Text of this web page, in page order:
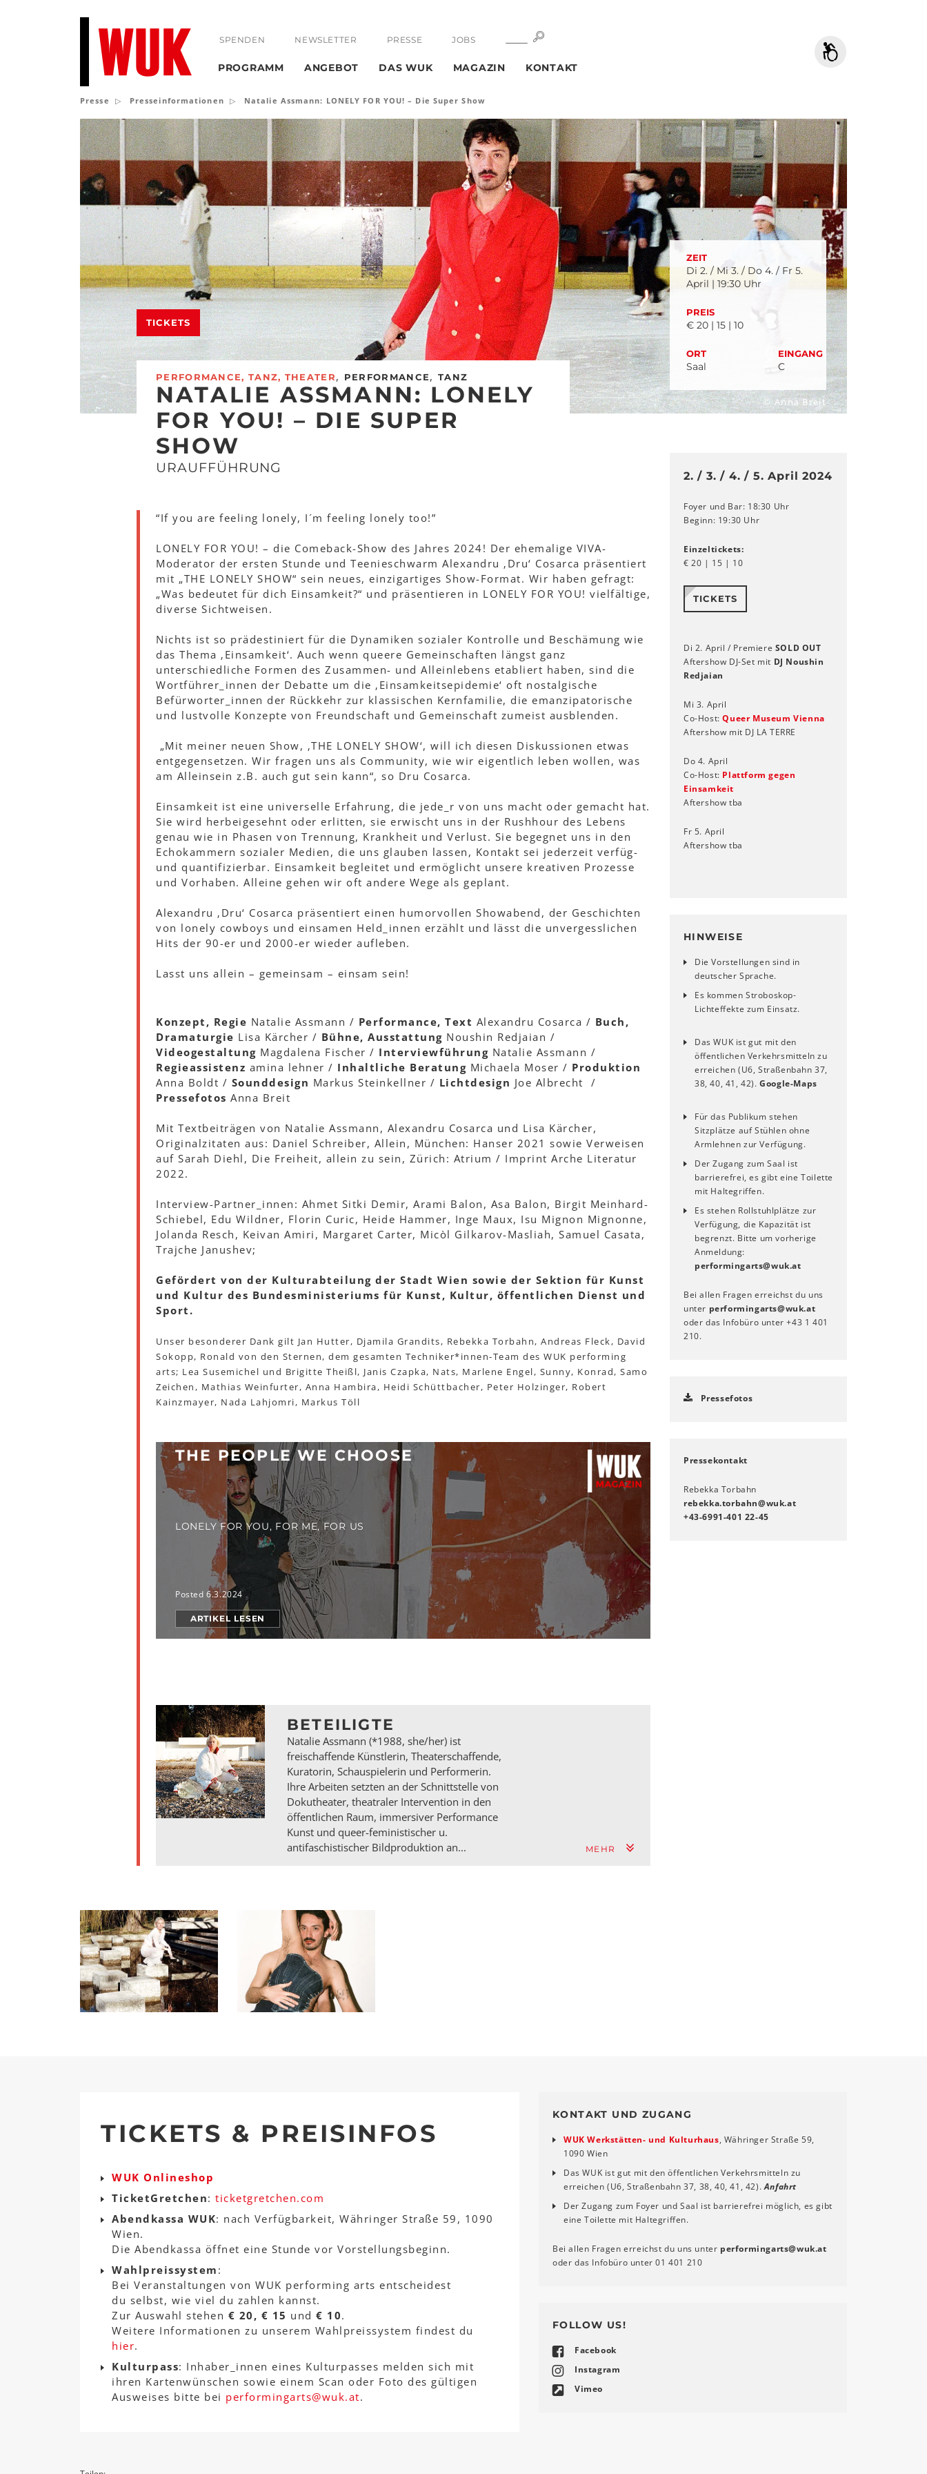
SPENDEN NEWSLETTER PRESSE JOBS SUCHE
PROGRAMM ANGEBOT DAS WUK MAGAZIN KONTAKT
Presse Presseinformationen Natalie Assmann: LONELY FOR YOU! – Die Super Show
TICKETS
ZEIT
Di 2. / Mi 3. / Do 4. / Fr 5.
April | 19:30 Uhr
PREIS
€ 20 | 15 | 10
ORT
Saal
EINGANG
C
© Anna Breit
PERFORMANCE, TANZ, THEATER, PERFORMANCE,TANZ
NATALIE ASSMANN: LONELY
FOR YOU! – DIE SUPER
SHOW
URAUFFÜHRUNG
“If you are feeling lonely, I´m feeling lonely too!”
LONELY FOR YOU! – die Comeback-Show des Jahres 2024! Der ehemalige VIVA-
Moderator der ersten Stunde und Teenieschwarm Alexandru ‚Dru‘ Cosarca präsentiert
mit „THE LONELY SHOW“ sein neues, einzigartiges Show-Format. Wir haben gefragt:
„Was bedeutet für dich Einsamkeit?“ und präsentieren in LONELY FOR YOU! vielfältige,
diverse Sichtweisen.
Nichts ist so prädestiniert für die Dynamiken sozialer Kontrolle und Beschämung wie
das Thema ‚Einsamkeit‘. Auch wenn queere Gemeinschaften längst ganz
unterschiedliche Formen des Zusammen- und Alleinlebens etabliert haben, sind die
Wortführer_innen der Debatte um die ‚Einsamkeitsepidemie‘ oft nostalgische
Befürworter_innen der Rückkehr zur klassischen Kernfamilie, die emanzipatorische
und lustvolle Konzepte von Freundschaft und Gemeinschaft zumeist ausblenden.
„Mit meiner neuen Show, ‚THE LONELY SHOW‘, will ich diesen Diskussionen etwas
entgegensetzen. Wir fragen uns als Community, wie wir eigentlich leben wollen, was
am Alleinsein z.B. auch gut sein kann“, so Dru Cosarca.
Einsamkeit ist eine universelle Erfahrung, die jede_r von uns macht oder gemacht hat.
Sie wird herbeigesehnt oder erlitten, sie erwischt uns in der Rushhour des Lebens
genau wie in Phasen von Trennung, Krankheit und Verlust. Sie begegnet uns in den
Echokammern sozialer Medien, die uns glauben lassen, Kontakt sei jederzeit verfüg-
und quantifizierbar. Einsamkeit begleitet und ermöglicht unsere kreativen Prozesse
und Vorhaben. Alleine gehen wir oft andere Wege als geplant.
Alexandru ‚Dru‘ Cosarca präsentiert einen humorvollen Showabend, der Geschichten
von lonely cowboys und einsamen Held_innen erzählt und lässt die unvergesslichen
Hits der 90-er und 2000-er wieder aufleben.
Lasst uns allein – gemeinsam – einsam sein!
Konzept, Regie Natalie Assmann / Performance, Text Alexandru Cosarca / Buch,
Dramaturgie Lisa Kärcher / Bühne, Ausstattung Noushin Redjaian /
Videogestaltung Magdalena Fischer / Interviewführung Natalie Assmann /
Regieassistenz amina lehner / Inhaltliche Beratung Michaela Moser / Produktion
Anna Boldt / Sounddesign Markus Steinkellner / Lichtdesign Joe Albrecht /
Pressefotos Anna Breit
Mit Textbeiträgen von Natalie Assmann, Alexandru Cosarca und Lisa Kärcher,
Originalzitaten aus: Daniel Schreiber, Allein, München: Hanser 2021 sowie Verweisen
auf Sarah Diehl, Die Freiheit, allein zu sein, Zürich: Atrium / Imprint Arche Literatur
2022.
Interview-Partner_innen: Ahmet Sitki Demir, Arami Balon, Asa Balon, Birgit Meinhard-
Schiebel, Edu Wildner, Florin Curic, Heide Hammer, Inge Maux, Isu Mignon Mignonne,
Jolanda Resch, Keivan Amiri, Margaret Carter, Micòl Gilkarov-Masliah, Samuel Casata,
Trajche Janushev;
Gefördert von der Kulturabteilung der Stadt Wien sowie der Sektion für Kunst
und Kultur des Bundesministeriums für Kunst, Kultur, öffentlichen Dienst und
Sport.
Unser besonderer Dank gilt Jan Hutter, Djamila Grandits, Rebekka Torbahn, Andreas Fleck, David
Sokopp, Ronald von den Sternen, dem gesamten Techniker*innen-Team des WUK performing
arts; Lea Susemichel und Brigitte Theißl, Janis Czapka, Nats, Marlene Engel, Sunny, Konrad, Samo
Zeichen, Mathias Weinfurter, Anna Hambira, Heidi Schüttbacher, Peter Holzinger, Robert
Kainzmayer, Nada Lahjomri, Markus Töll
ARTIKEL LESEN
THE PEOPLE WE CHOOSE
LONELY FOR YOU, FOR ME, FOR US
Posted 6.3.2024
BETEILIGTE
Natalie Assmann (*1988, she/her) ist
freischaffende Künstlerin, Theaterschaffende,
Kuratorin, Schauspielerin und Performerin.
Ihre Arbeiten setzten an der Schnittstelle von
Dokutheater, theatraler Intervention in den
öffentlichen Raum, immersiver Performance
Kunst und queer-feministischer u.
antifaschistischer Bildproduktion an...
MEHR
2. / 3. / 4. / 5. April 2024
Foyer und Bar: 18:30 Uhr
Beginn: 19:30 Uhr
Einzeltickets:
€ 20 | 15 | 10
TICKETS
Di 2. April / Premiere SOLD OUT
Aftershow DJ-Set mit DJ Noushin
Redjaian
Mi 3. April
Co-Host:Queer Museum Vienna
Aftershow mit DJ LA TERRE
Do 4. April
Co-Host: Plattform gegen
Einsamkeit
Aftershow tba
Fr 5. April
Aftershow tba
HINWEISE
Die Vorstellungen sind in
deutscher Sprache.
Es kommen Stroboskop-
Lichteffekte zum Einsatz.
Das WUK ist gut mit den
öffentlichen Verkehrsmitteln zu
erreichen (U6, Straßenbahn 37,
38, 40, 41, 42).Google-Maps
Für das Publikum stehen
Sitzplätze auf Stühlen ohne
Armlehnen zur Verfügung.
Der Zugang zum Saal ist
barrierefrei, es gibt eine Toilette
mit Haltegriffen.
Es stehen Rollstuhlplätze zur
Verfügung, die Kapazität ist
begrenzt. Bitte um vorherige
Anmeldung:
performingarts@wuk.at
Bei allen Fragen erreichst du uns
unter performingarts@wuk.at
oder das Infobüro unter +43 1 401
210.
Pressefotos
Pressekontakt
Rebekka Torbahn
rebekka.torbahn@wuk.at
+43-6991-401 22-45
TICKETS & PREISINFOS
WUK Onlineshop
TicketGretchen: ticketgretchen.com
Abendkassa WUK: nach Verfügbarkeit, Währinger Straße 59, 1090
Wien.
Die Abendkassa öffnet eine Stunde vor Vorstellungsbeginn.
Wahlpreissystem :
Bei Veranstaltungen von WUK performing arts entscheidest
du selbst, wie viel du zahlen kannst.
Zur Auswahl stehen € 20, € 15 und € 10.
Weitere Informationen zu unserem Wahlpreissystem findest du
hier.
Kulturpass: Inhaber_innen eines Kulturpasses melden sich mit
ihren Kartenwünschen sowie einem Scan oder Foto des gültigen
Ausweises bitte bei performingarts@wuk.at.
KONTAKT UND ZUGANG
WUK Werkstätten- und Kulturhaus, Währinger Straße 59,
1090 Wien
Das WUK ist gut mit den öffentlichen Verkehrsmitteln zu
erreichen (U6, Straßenbahn 37, 38, 40, 41, 42).Anfahrt
Der Zugang zum Foyer und Saal ist barrierefrei möglich, es gibt
eine Toilette mit Haltegriffen.
Bei allen Fragen erreichst du uns unter performingarts@wuk.at
oder das Infobüro unter 01 401 210
FOLLOW US!
Facebook
Instagram
Vimeo